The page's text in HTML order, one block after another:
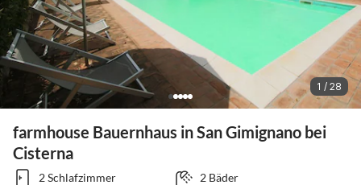
1 / 28
farmhouse Bauernhaus in San Gimignano bei
Cisterna
2 Schlafzimmer
2 Bäder